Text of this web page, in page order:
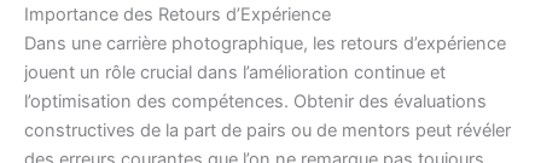
Importance des Retours d’Expérience
Dans une carrière photographique, les retours d’expérience
jouent un rôle crucial dans l’amélioration continue et
l’optimisation des compétences. Obtenir des évaluations
constructives de la part de pairs ou de mentors peut révéler